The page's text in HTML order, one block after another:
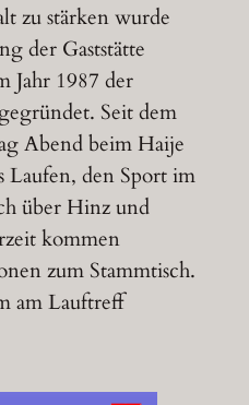
zu stärken wurde
der Gaststätte
Jahr 1987 der
Seit dem
Abend beim Haije
Laufen, den Sport im
über Hinz und
kommen
zum Stammtisch.
am Lauftreff